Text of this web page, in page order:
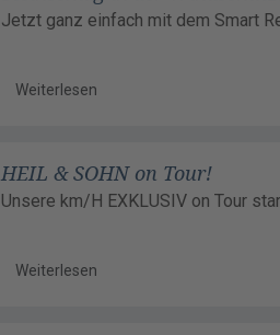
Jetzt ganz einfach mit dem Smart
Weiterlesen
HEIL & SOHN on Tour!
Unsere km/H EXKLUSIV on Tour
Weiterlesen